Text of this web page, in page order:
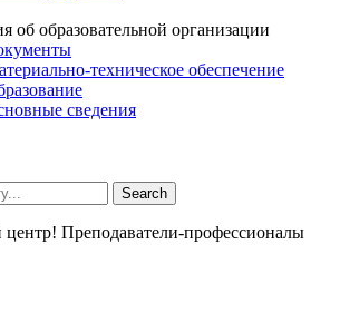
об образовательной организации
техническое обеспечение
сведения
Search
Преподаватели-профессионалы